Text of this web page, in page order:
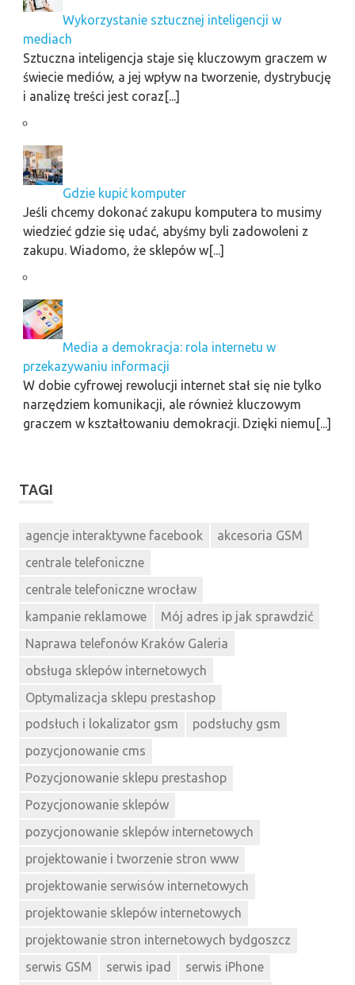
Wykorzystanie sztucznej inteligencji w
mediach
Sztuczna inteligencja staje się kluczowym graczem w
świecie mediów, a jej wpływ na tworzenie, dystrybucję
i analizę treści jest coraz[...]
Gdzie kupić komputer
Jeśli chcemy dokonać zakupu komputera to musimy
wiedzieć gdzie się udać, abyśmy byli zadowoleni z
zakupu. Wiadomo, że sklepów w[...]
Media a demokracja: rola internetu w
przekazywaniu informacji
W dobie cyfrowej rewolucji internet stał się nie tylko
narzędziem komunikacji, ale również kluczowym
graczem w kształtowaniu demokracji. Dzięki niemu[...]
TAGI
agencje interaktywne facebook
akcesoria GSM
centrale telefoniczne
centrale telefoniczne wrocław
kampanie reklamowe
Mój adres ip jak sprawdzić
Naprawa telefonów Kraków Galeria
obsługa sklepów internetowych
Optymalizacja sklepu prestashop
podsłuch i lokalizator gsm
podsłuchy gsm
pozycjonowanie cms
Pozycjonowanie sklepu prestashop
Pozycjonowanie sklepów
pozycjonowanie sklepów internetowych
projektowanie i tworzenie stron www
projektowanie serwisów internetowych
projektowanie sklepów internetowych
projektowanie stron internetowych bydgoszcz
serwis GSM
serwis ipad serwis iPhone